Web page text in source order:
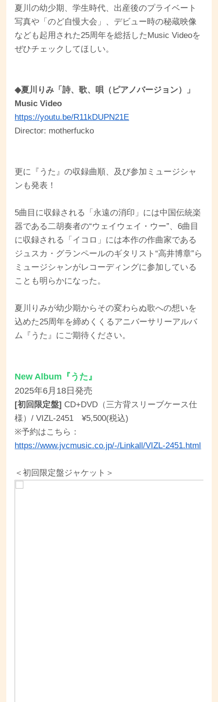
夏川の幼少期、学生時代、出産後のプライベート
写真や「のど自慢大会」、デビュー時の秘蔵映像
なども起用された25周年を総括したMusic Videoを
ぜひチェックしてほしい。
◆夏川りみ「詩、歌、唄（ピアノバージョン）」
Music Video
https://youtu.be/R11kDUPN21E
Director: motherfucko
更に『うた』の収録曲順、及び参加ミュージシャ
ンも発表！
5曲目に収録される「永遠の消印」には中国伝統楽
器である二胡奏者の“ウェイウェイ・ウー”、6曲目
に収録される「イコロ」には本作の作曲家である
ジュスカ・グランペールのギタリスト“高井博章”ら
ミュージシャンがレコーディングに参加している
ことも明らかになった。
夏川りみが幼少期からその変わらぬ歌への想いを
込めた25周年を締めくくるアニバーサリーアルバ
ム『うた』にご期待ください。
New Album『うた』
2025年6月18日発売
[初回限定盤] CD+DVD（三方背スリーブケース仕
様）/ VIZL-2451 ¥5,500(税込)
※予約はこちら：
https://www.jvcmusic.co.jp/-/Linkall/VIZL-2451.html
＜初回限定盤ジャケット＞